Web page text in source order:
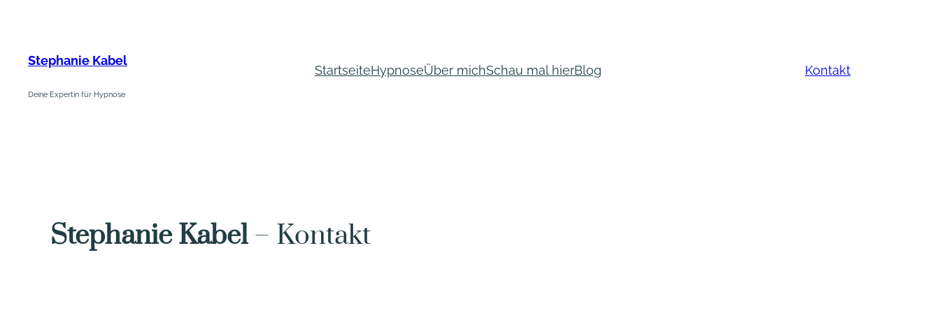
springen
Stephanie Kabel
Deine Expertin für Hypnose
StartseiteHypnoseÜber michSchau mal hierBlog Kontakt
Stephanie Kabel– Kontakt